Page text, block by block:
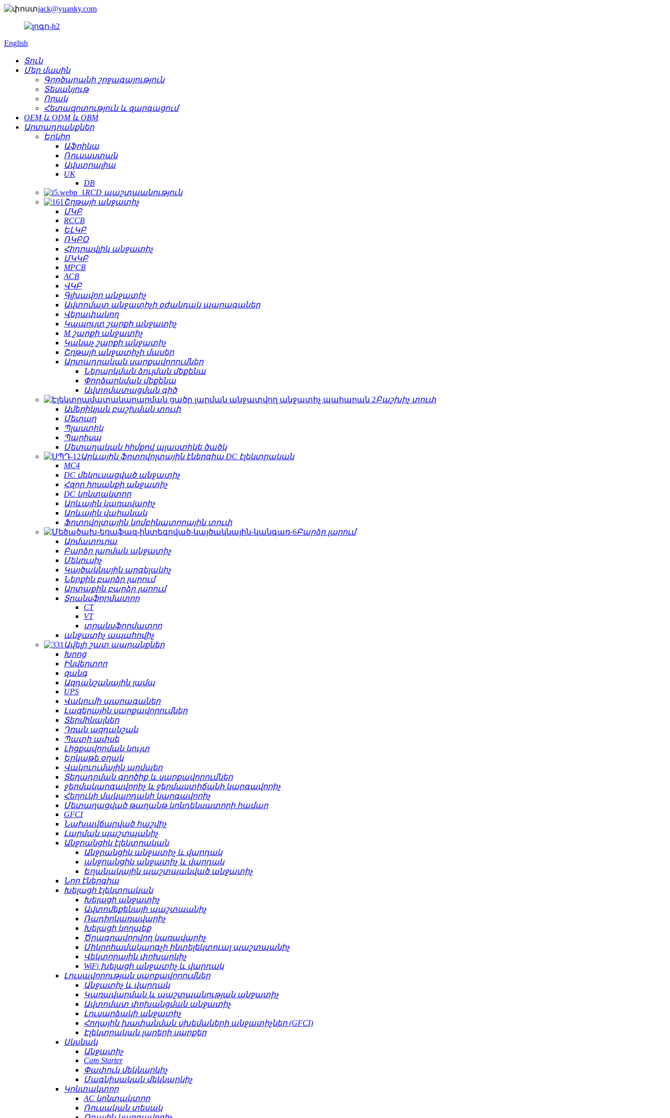
jack@yuanky.com
English
Տուն
Մեր մասին
Գործարանի շրջագայություն
Տեսանյութ
Որակ
Հետազոտություն և զարգացում
OEM և ODM և OBM
Արտադրանքներ
Երկիր
Աֆրիկա
Ռուսաստան
Ավստրալիա
UK
DB
RCD պաշտպանություն
Շղթայի անջատիչ
ՄԿԲ
RCCB
ԵԼԿԲ
ՌԿԲՕ
Հիդրավլիկ անջատիչ
ՄԿԿԲ
MPCB
ACB
ՎԿԲ
Գլխավոր անջատիչ
Ավտոմատ անջատիչի օժանդակ պարագաներ
Վերափակող
Կապույտ շարքի անջատիչ
M շարքի անջատիչ
Կանաչ շարքի անջատիչ
Շղթայի անջատիչի մասեր
Արտադրական սարքավորումներ
Ներարկման ձուլման մեքենա
Փորձարկման մեքենա
Ավտոմատացման գիծ
Բաշխիչ տուփ
Ամերիկյան բաշխման տուփ
Մետաղ
Պլաստիկ
Պարիսպ
Մետաղական հիմքով պլաստիկե ծածկ
Արևային ֆոտովոլտային էներգիա DC էլեկտրական
MC4
DC մեկուսացված անջատիչ
Հզոր հոսանքի անջատիչ
DC կոնտակտոր
Արևային կառավարիչ
Արևային վահանակ
Ֆոտովոլտային կոմբինատորային տուփ
Բարձր լարում
Արմատուրա
Բարձր լարման անջատիչ
Մեկուսիչ
Կայծակնային արգելակիչ
Ներքին բարձր լարում
Արտաքին բարձր լարում
Տրանսֆորմատոր
CT
VT
տրանսֆորմատոր
անջատիչ ապահովիչ
Ավելի շատ ապրանքներ
Խրոց
Ինվերտոր
զանգ
Ազդանշանային լամպ
UPS
Վակումի պարագաներ
Լազերային սարքավորումներ
Տերմինալներ
Դռան ազդանշան
Պատի ափսե
Լիցքավորման կույտ
Երկաթե օղակ
Վակուումային պոմպեր
Տեղադրման գործիք և սարքավորումներ
ջերմակարգավորիչ և ջերմաստիճանի կարգավորիչ
Հեղուկի մակարդակի կարգավորիչ
Մետաղացված թաղանթ կոնդենսատորի համար
GFCI
Նախավճարված հաշվիչ
Լարման պաշտպանիչ
Անջրանցիկ էլեկտրական
Անջրանցիկ անջատիչ և վարդակ
անջրանցիկ անջատիչ և վարդակ
Եղանակային պաշտպանված անջատիչ
Նոր էներգիա
Խելացի էլեկտրական
Խելացի անջատիչ
Ավտոմեքենայի պաշտպանիչ
Ռադիոկառավարիչ
Խելացի կողպեք
Ծրագրավորվող կառավարիչ
Միկրոհամակարգչի ինտելեկտուալ պաշտպանիչ
Վեկտորային փոխարկիչ
WiFi խելացի անջատիչ և վարդակ
Լուսավորության սարքավորումներ
Անջատիչ և վարդակ
Կառավարման և պաշտպանության անջատիչ
Ավտոմատ փոխանցման անջատիչ
Լուսարձակի անջատիչ
Հողային խափանման սխեմաների անջատիչներ (GFCI)
Էլեկտրական լարերի սարքեր
Սկսնակ
Անջատիչ
Cam Starter
Փափուկ մեկնարկիչ
Մագնիսական մեկնարկիչ
Կոնտակտոր
AC կոնտակտոր
Ռուսական տեսակ